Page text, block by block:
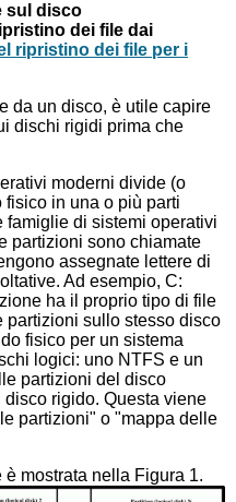
sul disco
dei file dai
ripristino dei file per i
da un disco, è utile capire
dischi rigidi prima che
moderni divide (o
in una o più parti
di sistemi operativi
partizioni sono chiamate
assegnate lettere di
Ad esempio, C:
ha il proprio tipo di file
partizioni sullo stesso disco
fisico per un sistema
logici: uno NTFS e un
partizioni del disco
rigido. Questa viene
partizioni" o "mappa delle
mostrata nella Figura 1.